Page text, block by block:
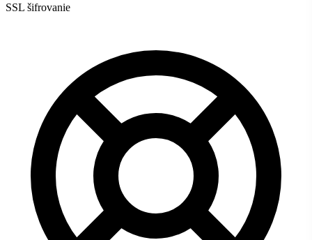
SSL šifrovanie